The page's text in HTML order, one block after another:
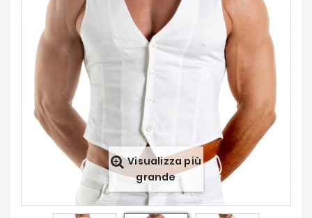
Accessori
Calzini
Brands
Visualizza più
grande